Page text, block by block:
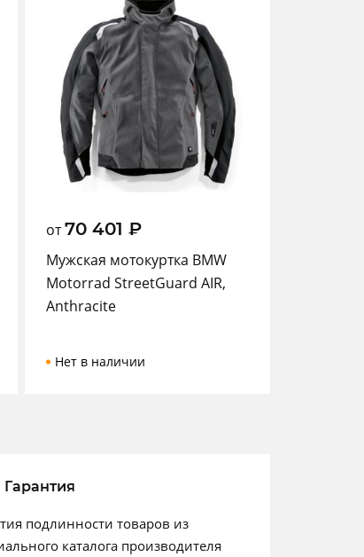
от70 401 ₽
Мужская мотокуртка BMW
Motorrad StreetGuard AIR,
Anthracite
Нет в наличии
Гарантия
подлинности товаров из
каталога производителя